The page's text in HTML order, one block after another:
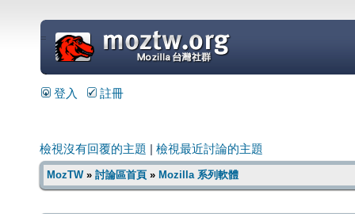
=
登入 註冊
檢視沒有回覆的主題 檢視最近討論的主題
MozTW» 討論區首頁 » Mozilla 系列軟體